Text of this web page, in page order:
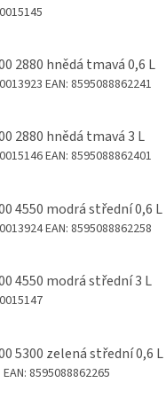
2880 hnědá tmavá 0,6 L
EAN: 8595088862241
2880 hnědá tmavá 3 L
EAN: 8595088862401
4550 modrá střední 0,6 L
EAN: 8595088862258
4550 modrá střední 3 L
5300 zelená střední 0,6 L
EAN: 8595088862265